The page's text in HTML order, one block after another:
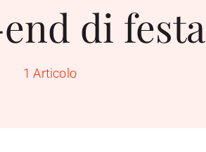
di festa
1 Articolo